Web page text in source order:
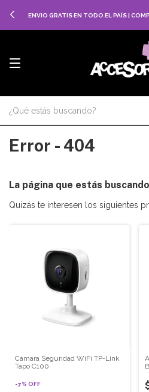
ENVIO GRATIS EN TODO EL PAÍS |
Error - 404
La página que estás
Quizás te interesen los siguientes
Cámara Seguridad WiFi TP-Link
Tapo C100
-7% OFF